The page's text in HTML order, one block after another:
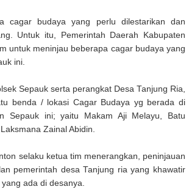
cagar budaya yang perlu dilestarikan dan
Untuk itu, Pemerintah Daerah Kabupaten
untuk meninjau beberapa cagar budaya yang
ini.
Sepauk serta perangkat Desa Tanjung Ria,
benda / lokasi Cagar Budaya yg berada di
Sepauk ini; yaitu Makam Aji Melayu, Batu
Zainal Abidin.
selaku ketua tim menerangkan, peninjauan
pemerintah desa Tanjung ria yang khawatir
ada di desanya.